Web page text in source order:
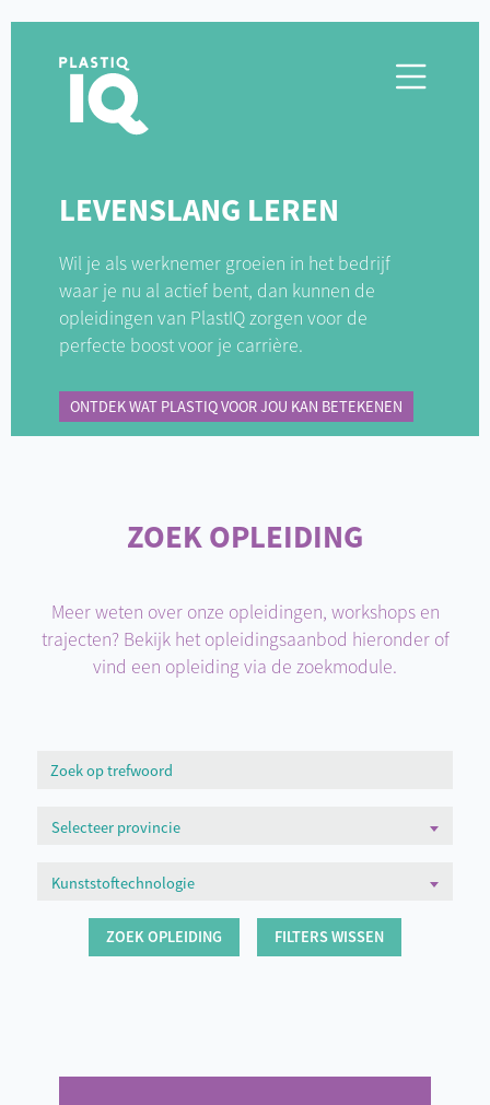
LEVENSLANG LEREN
Wil je als werknemer groeien in het bedrijf
waar je nu al actief bent, dan kunnen de
opleidingen van PlastIQ zorgen voor de
perfecte boost voor je carrière.
ONTDEK WAT PLASTIQ VOOR JOU KAN BETEKENEN
ZOEK OPLEIDING
Meer weten over onze opleidingen, workshops en
trajecten? Bekijk het opleidingsaanbod hieronder of
vind een opleiding via de zoekmodule.
Selecteer provincie
Kunststoftechnologie
ZOEK OPLEIDING FILTERS WISSEN